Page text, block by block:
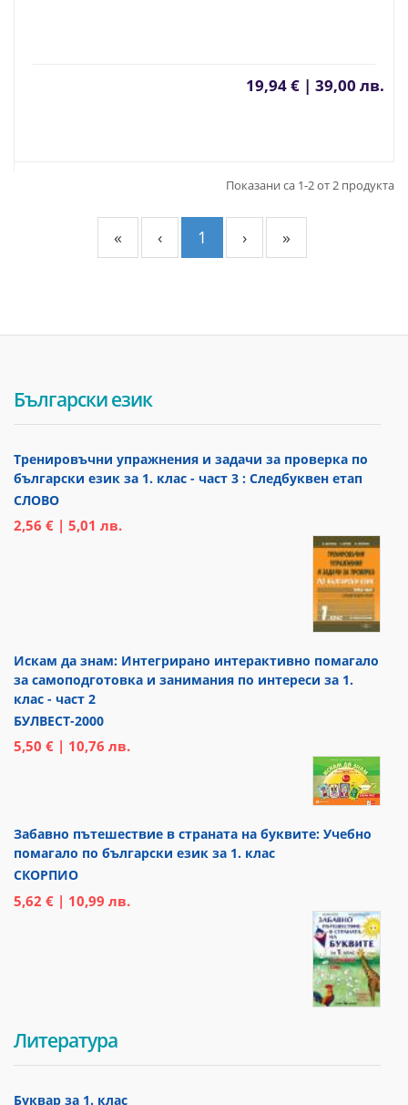
19,94 € | 39,00 лв.
Показани са 1-2 от 2 продукта
« ‹ 1 › »
Български език
Тренировъчни упражнения и задачи за проверка по
български език за 1. клас - част 3 : Следбуквен етап
СЛОВО
2,56 € | 5,01 лв.
Искам да знам: Интегрирано интерактивно помагало
за самоподготовка и занимания по интереси за 1.
клас - част 2
БУЛВЕСТ-2000
5,50 € | 10,76 лв.
Забавно пътешествие в страната на буквите: Учебно
помагало по български език за 1. клас
СКОРПИО
5,62 € | 10,99 лв.
Литература
Буквар за 1. клас